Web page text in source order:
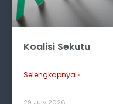
Koalisi Sekutu
Selengkapnya »